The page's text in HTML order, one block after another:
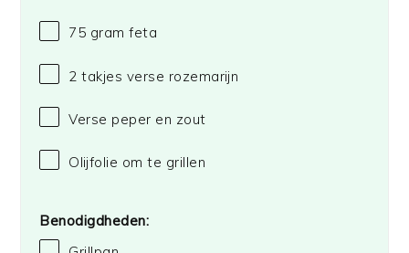
75 gram feta
2 takjes verse rozemarijn
Verse peper en zout
Olijfolie om te grillen
Benodigdheden: